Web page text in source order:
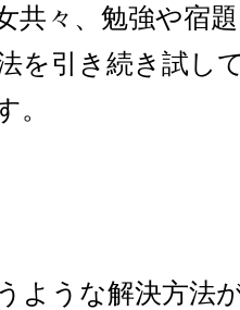
共々、勉強や宿
を引き続き試し
。
ような解決方法